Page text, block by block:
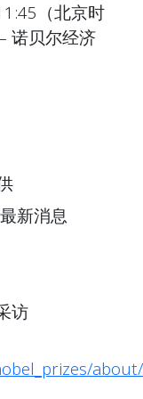
（北京时
诺贝尔经济
新消息
访